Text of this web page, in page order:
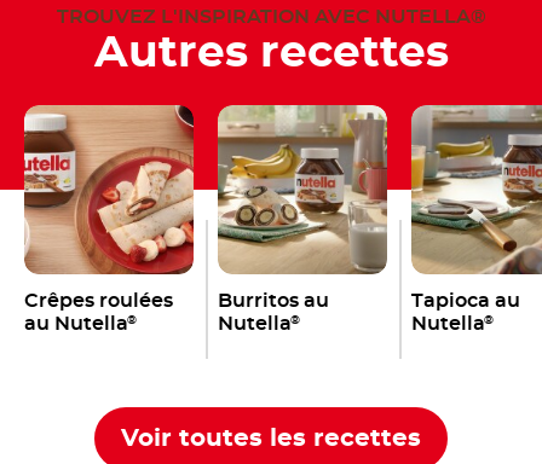
TROUVEZ L'INSPIRATION AVEC NUTELLA®
Autres recettes
Crêpes roulées
au Nutella®
Burritos au
Nutella®
Tapioca au
Nutella®
Voir toutes les recettes